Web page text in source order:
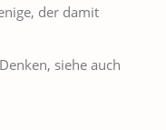
der damit
siehe auch